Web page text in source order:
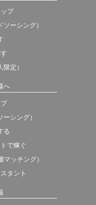
プ
ーシング）
定）
へ
シング）
る
で稼ぐ
ッチング）
タント